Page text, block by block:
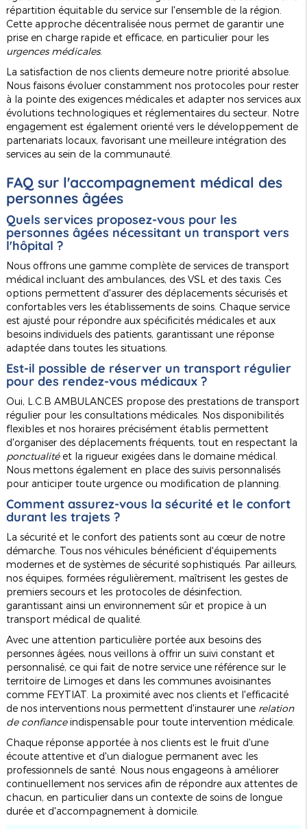
répartition équitable du service sur l'ensemble de la région.
Cette approche décentralisée nous permet de garantir une
prise en charge rapide et efficace, en particulier pour les
urgences médicales.
La satisfaction de nos clients demeure notre priorité absolue.
Nous faisons évoluer constamment nos protocoles pour rester
à la pointe des exigences médicales et adapter nos services aux
évolutions technologiques et réglementaires du secteur. Notre
engagement est également orienté vers le développement de
partenariats locaux, favorisant une meilleure intégration des
services au sein de la communauté.
FAQ sur l'accompagnement médical des
personnes âgées
Quels services proposez-vous pour les
personnes âgées nécessitant un transport vers
l'hôpital ?
Nous offrons une gamme complète de services de transport
médical incluant des ambulances, des VSL et des taxis. Ces
options permettent d'assurer des déplacements sécurisés et
confortables vers les établissements de soins. Chaque service
est ajusté pour répondre aux spécificités médicales et aux
besoins individuels des patients, garantissant une réponse
adaptée dans toutes les situations.
Est-il possible de réserver un transport régulier
pour des rendez-vous médicaux ?
Oui, L.C.B AMBULANCES propose des prestations de transport
régulier pour les consultations médicales. Nos disponibilités
flexibles et nos horaires précisément établis permettent
d'organiser des déplacements fréquents, tout en respectant la
ponctualitéet la rigueur exigées dans le domaine médical.
Nous mettons également en place des suivis personnalisés
pour anticiper toute urgence ou modification de planning.
Comment assurez-vous la sécurité et le confort
durant les trajets ?
La sécurité et le confort des patients sont au cœur de notre
démarche. Tous nos véhicules bénéficient d'équipements
modernes et de systèmes de sécurité sophistiqués. Par ailleurs,
nos équipes, formées régulièrement, maîtrisent les gestes de
premiers secours et les protocoles de désinfection,
garantissant ainsi un environnement sûr et propice à un
transport médical de qualité.
Avec une attention particulière portée aux besoins des
personnes âgées, nous veillons à offrir un suivi constant et
personnalisé, ce qui fait de notre service une référence sur le
territoire de Limoges et dans les communes avoisinantes
comme FEYTIAT. La proximité avec nos clients et l'efficacité
de nos interventions nous permettent d'instaurer une relation
de confianceindispensable pour toute intervention médicale.
Chaque réponse apportée à nos clients est le fruit d'une
écoute attentive et d'un dialogue permanent avec les
professionnels de santé. Nous nous engageons à améliorer
continuellement nos services afin de répondre aux attentes de
chacun, en particulier dans un contexte de soins de longue
durée et d'accompagnement à domicile.